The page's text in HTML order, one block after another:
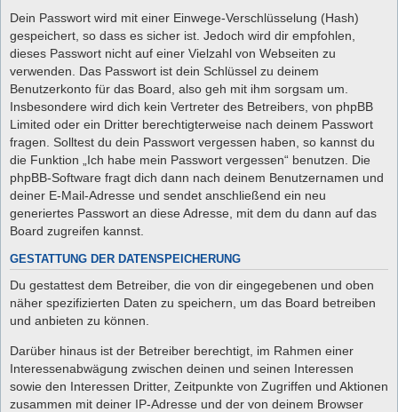
Dein Passwort wird mit einer Einwege-Verschlüsselung (Hash)
gespeichert, so dass es sicher ist. Jedoch wird dir empfohlen,
dieses Passwort nicht auf einer Vielzahl von Webseiten zu
verwenden. Das Passwort ist dein Schlüssel zu deinem
Benutzerkonto für das Board, also geh mit ihm sorgsam um.
Insbesondere wird dich kein Vertreter des Betreibers, von phpBB
Limited oder ein Dritter berechtigterweise nach deinem Passwort
fragen. Solltest du dein Passwort vergessen haben, so kannst du
die Funktion „Ich habe mein Passwort vergessen“ benutzen. Die
phpBB-Software fragt dich dann nach deinem Benutzernamen und
deiner E-Mail-Adresse und sendet anschließend ein neu
generiertes Passwort an diese Adresse, mit dem du dann auf das
Board zugreifen kannst.
GESTATTUNG DER DATENSPEICHERUNG
Du gestattest dem Betreiber, die von dir eingegebenen und oben
näher spezifizierten Daten zu speichern, um das Board betreiben
und anbieten zu können.
Darüber hinaus ist der Betreiber berechtigt, im Rahmen einer
Interessenabwägung zwischen deinen und seinen Interessen
sowie den Interessen Dritter, Zeitpunkte von Zugriffen und Aktionen
zusammen mit deiner IP-Adresse und der von deinem Browser